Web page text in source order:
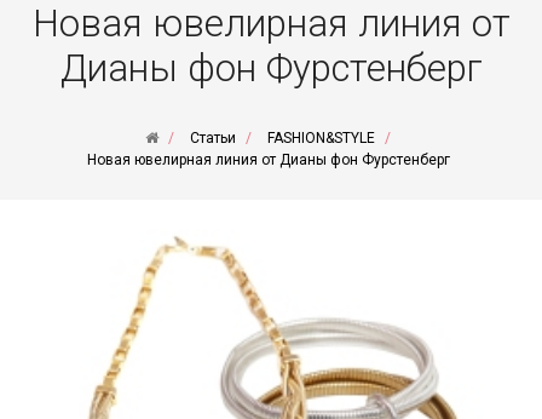
Новая ювелирная линия от
Дианы фон Фурстенберг
Статьи
FASHION&STYLE
Новая ювелирная линия от Дианы фон Фурстенберг